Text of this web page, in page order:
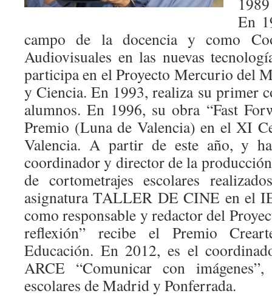
En
campo de la docencia y como
Audiovisuales en las nuevas
participa en el Proyecto Mercurio del
y Ciencia. En 1993, realiza su primer
alumnos. En 1996, su obra “Fast
Premio (Luna de Valencia) en el XI
Valencia. A partir de este año, y
coordinador y director de la
de cortometrajes escolares
asignatura TALLER DE CINE en el
como responsable y redactor del
reflexión” recibe el Premio
Educación. En 2012, es el
ARCE “Comunicar con
escolares de Madrid y Ponferrada.